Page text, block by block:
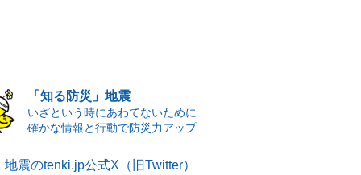
「知る防災」地震
いざという時にあわてないために
確かな情報と行動で防災力アップ
地震のtenki.jp公式X（旧Twitter）